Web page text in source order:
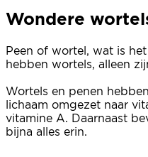
Wondere
Peen of wortel, wat is
hebben wortels, alleen
Wortels en penen
lichaam omgezet naar
vitamine A. Daarnaast
bijna alles erin.